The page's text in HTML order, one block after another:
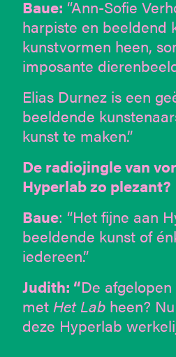
Baue: “Ann-Sofie
harpiste en beeldend
kunstvormen heen,
imposante
Elias Durnez is een
beeldende
kunst te maken.”
De radiojingle van
Hyperlab zo plezant?
Baue: “Het fijne aan
beeldende kunst of
iedereen.”
Judith: “De
met Het Lab heen?
deze Hyperlab